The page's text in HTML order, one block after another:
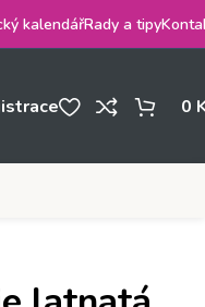
kalendářRady a tipy
0